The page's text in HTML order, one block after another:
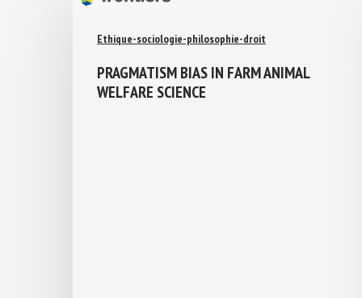
Ethique-sociologie-philosophie-droit
PRAGMATISM BIAS IN FARM ANIMAL
WELFARE SCIENCE